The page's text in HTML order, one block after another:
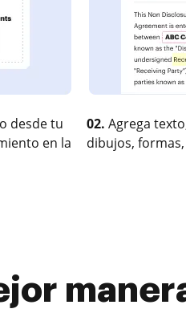
desde tu
en la
02. Agrega
dibujos, formas,